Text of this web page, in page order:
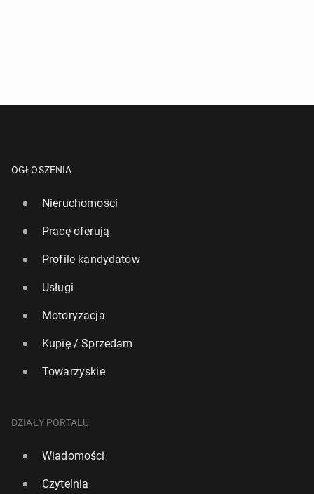
OGŁOSZENIA
Nieruchomości
Pracę oferują
Profile kandydatów
Usługi
Motoryzacja
Kupię / Sprzedam
Towarzyskie
DZIAŁY PORTALU
Wiadomości
Czytelnia